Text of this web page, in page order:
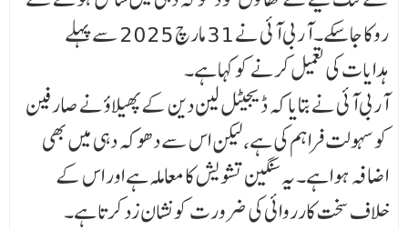
روکا جا سکے۔ آر بی آئی نے 31 مارچ 2025 سے پہلے
ہدایات کی تعمیل کرنے کو کہا ہے۔
آر بی آئی نے بتایا کہ ڈیجیٹل لین دین کے پھیلاؤ نے صارفین
کو سہولت فراہم کی ہے، لیکن اس سے دھوکہ دہی میں بھی
اضافہ ہوا ہے۔ یہ سنگین تشویش کا معاملہ ہے اور اس کے
خلاف سخت کارروائی کی ضرورت کو نشان زد کرتا ہے۔